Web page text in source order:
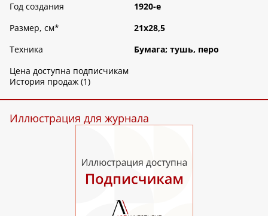
Год создания
1920-е
Размер, см*
21х28,5
Техника
Бумага; тушь, перо
Цена доступна подписчикам
История продаж (1)
Иллюстрация для журнала